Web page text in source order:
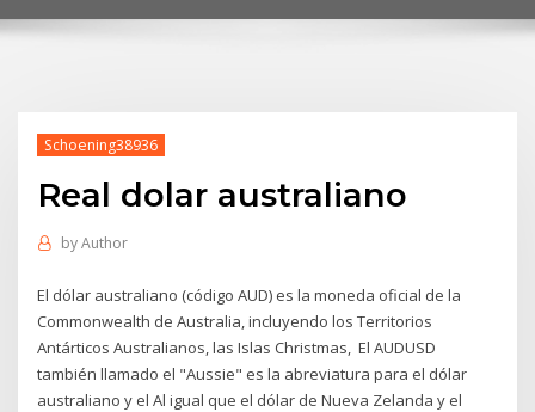
Schoening38936
Real dolar australiano
byAuthor
El dólar australiano (código AUD) es la moneda oficial de la
Commonwealth de Australia, incluyendo los Territorios
Antárticos Australianos, las Islas Christmas, El AUDUSD
también llamado el "Aussie" es la abreviatura para el dólar
australiano y el Al igual que el dólar de Nueva Zelanda y el